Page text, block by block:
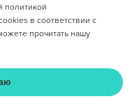
Оплата Кабинет
размещены с их
учреждение
клинический
центр им. И.В. Ушакова"
политикой
в соответствии с
прочитать нашу